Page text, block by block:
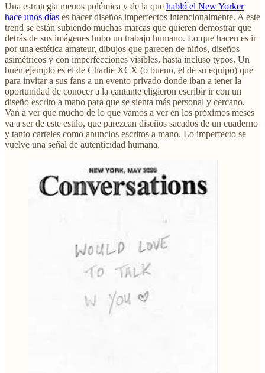
Una estrategia menos polémica y de la que habló el New Yorker
hace unos días es hacer diseños imperfectos intencionalmente. A este
trend se están subiendo muchas marcas que quieren demostrar que
detrás de sus imágenes hubo un trabajo humano. Lo que hacen es ir
por una estética amateur, dibujos que parecen de niños, diseños
asimétricos y con imperfecciones visibles, hasta incluso typos. Un
buen ejemplo es el de Charlie XCX (o bueno, el de su equipo) que
para invitar a sus fans a un evento privado donde iban a tener la
oportunidad de conocer a la cantante eligieron escribir ir con un
diseño escrito a mano para que se sienta más personal y cercano.
Van a ver que mucho de lo que vamos a ver en los próximos meses
va a ser de este estilo, que parezcan diseños sacados de un cuaderno
y tanto carteles como anuncios escritos a mano. Lo imperfecto se
vuelve una señal de autenticidad humana.